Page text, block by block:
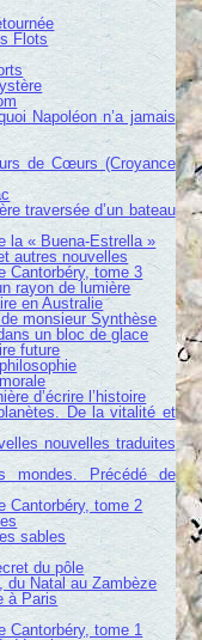
Flots
Napoléon n’a jamais
de Cœurs (Croyance
traversée d’un bateau
la « Buena-Estrella »
autres nouvelles
Cantorbéry, tome 3
rayon de lumière
en Australie
monsieur Synthèse
un bloc de glace
future
d’écrire l’histoire
De la vitalité et
nouvelles traduites
mondes. Précédé de
Cantorbéry, tome 2
sables
du pôle
du Natal au Zambèze
à Paris
Cantorbéry, tome 1